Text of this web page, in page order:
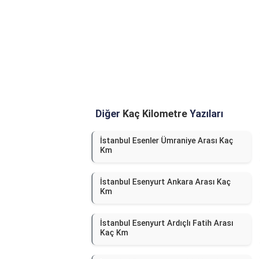
Diğer Kaç Kilometre Yazıları
İstanbul Esenler Ümraniye Arası Kaç
Km
İstanbul Esenyurt Ankara Arası Kaç
Km
İstanbul Esenyurt Ardıçlı Fatih Arası
Kaç Km